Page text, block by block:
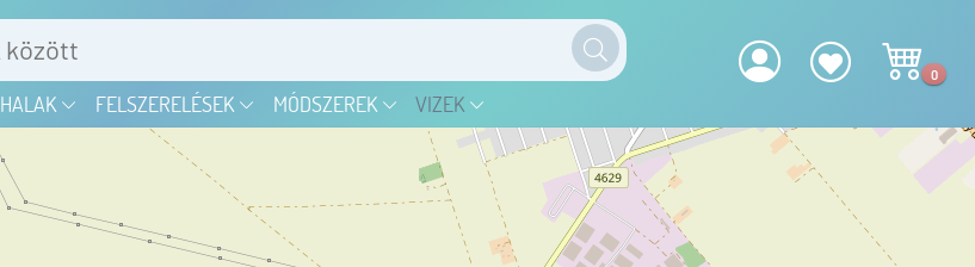
HALAK FELSZERELÉSEK MÓDSZEREK VIZEK
0